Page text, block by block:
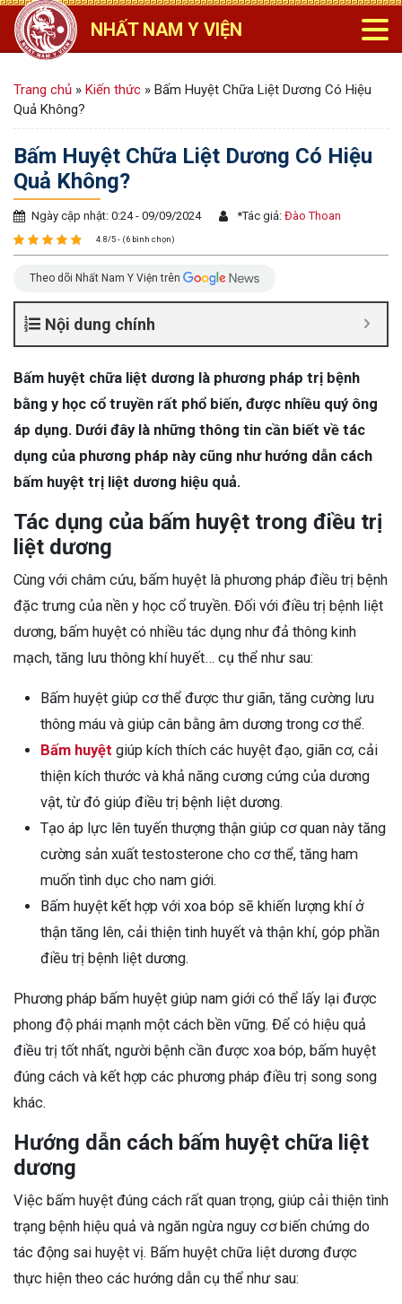
NHẤT NAM Y VIỆN
Trang chủ » Kiến thức » Bấm Huyệt Chữa Liệt Dương Có Hiệu
Quả Không?
Bấm Huyệt Chữa Liệt Dương Có Hiệu
Quả Không?
Ngày cập nhật: 0:24 - 09/09/2024 *Tác giả: Đào Thoan
4.8/5 - (6 bình chọn)
Theo dõi Nhất Nam Y Viện trên
Nội dung chính
Bấm huyệt chữa liệt dương là phương pháp trị bệnh
bằng y học cổ truyền rất phổ biến, được nhiều quý ông
áp dụng. Dưới đây là những thông tin cần biết về tác
dụng của phương pháp này cũng như hướng dẫn cách
bấm huyệt trị liệt dương hiệu quả.
Tác dụng của bấm huyệt trong điều trị
liệt dương
Cùng với châm cứu, bấm huyệt là phương pháp điều trị bệnh
đặc trưng của nền y học cổ truyền. Đối với điều trị bệnh liệt
dương, bấm huyệt có nhiều tác dụng như đả thông kinh
mạch, tăng lưu thông khí huyết… cụ thể như sau:
Bấm huyệt giúp cơ thể được thư giãn, tăng cường lưu
thông máu và giúp cân bằng âm dương trong cơ thể.
Bấm huyệt giúp kích thích các huyệt đạo, giãn cơ, cải
thiện kích thước và khả năng cương cứng của dương
vật, từ đó giúp điều trị bệnh liệt dương.
Tạo áp lực lên tuyến thượng thận giúp cơ quan này tăng
cường sản xuất testosterone cho cơ thể, tăng ham
muốn tình dục cho nam giới.
Bấm huyệt kết hợp với xoa bóp sẽ khiến lượng khí ở
thận tăng lên, cải thiện tinh huyết và thận khí, góp phần
điều trị bệnh liệt dương.
Phương pháp bấm huyệt giúp nam giới có thể lấy lại được
phong độ phái mạnh một cách bền vững. Để có hiệu quả
điều trị tốt nhất, người bệnh cần được xoa bóp, bấm huyệt
đúng cách và kết hợp các phương pháp điều trị song song
khác.
Hướng dẫn cách bấm huyệt chữa liệt
dương
Việc bấm huyệt đúng cách rất quan trọng, giúp cải thiện tình
trạng bệnh hiệu quả và ngăn ngừa nguy cơ biến chứng do
tác động sai huyệt vị. Bấm huyệt chữa liệt dương được
thực hiện theo các hướng dẫn cụ thể như sau: